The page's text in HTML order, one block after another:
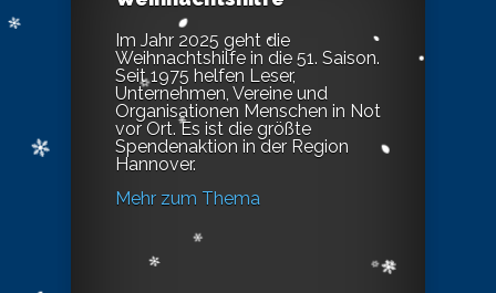
Im Jahr 2025 geht die
Weihnachtshilfe in die 51. Saison.
Seit 1975 helfen Leser,
Unternehmen, Vereine und
Organisationen Menschen in Not
vor Ort. Es ist die größte
Spendenaktion in der Region
Hannover.
Mehr zum Thema